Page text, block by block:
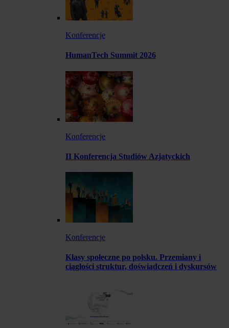
Konferencje
HumanTech Summit 2026
Konferencje
II Konferencja Studiów Azjatyckich
Konferencje
Klasy społeczne po polsku. Przemiany i
ciągłości struktur, doświadczeń i dyskursów